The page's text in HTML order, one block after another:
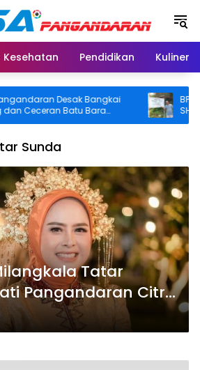
Kesehatan Pendidikan Kuliner
Desak Bangkai
Batu Bara
Soroti Buruknya
BPN
SHM di
Usut Asal-
Sunda
Tatar
Pangandaran Citra
Nyentr